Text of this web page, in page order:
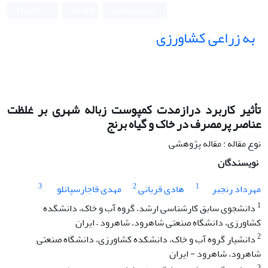
به زراعی کشاورزی
تأثیر کاربرد درازمدت کمپوست زباله شهری بر غلظت
عناصر پرمصرف در خاک و گیاه برنج
نوع مقاله : مقاله پژوهشی
نویسندگان
مهرداد رنجبر
1 هادی قربانی2 مهدی قاجارسپانلو
3
1 دانشجوی سابق کارشناسی ارشد، گروه آب و خاک، دانشگده
کشاورزی، دانشگاه صنعتی شاهرود، شاهرود – ایران
2دانشیار گروه آب و خاک، دانشکده کشاورزی، دانشگاه صنعتی
شاهرود، شاهرود - ایران